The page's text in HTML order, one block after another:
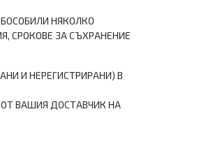
НЯКОЛКО
СРОКОВЕ ЗА СЪХРАНЕНИЕ
И НЕРЕГИСТРИРАНИ) В
ВАШИЯ ДОСТАВЧИК НА